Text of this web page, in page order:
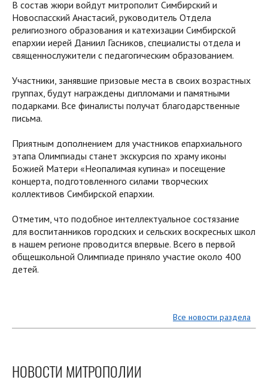
В состав жюри войдут митрополит Симбирский и
Новоспасский Анастасий, руководитель Отдела
религиозного образования и катехизации Симбирской
епархии иерей Даниил Гасников, специалисты отдела и
священнослужители с педагогическим образованием.
Участники, занявшие призовые места в своих возрастных
группах, будут награждены дипломами и памятными
подарками. Все финалисты получат благодарственные
письма.
Приятным дополнением для участников епархиального
этапа Олимпиады станет экскурсия по храму иконы
Божией Матери «Неопалимая купина» и посещение
концерта, подготовленного силами творческих
коллективов Симбирской епархии.
Отметим, что подобное интеллектуальное состязание
для воспитанников городских и сельских воскресных школ
в нашем регионе проводится впервые. Всего в первой
общешкольной Олимпиаде приняло участие около 400
детей.
Все новости раздела
НОВОСТИ МИТРОПОЛИИ